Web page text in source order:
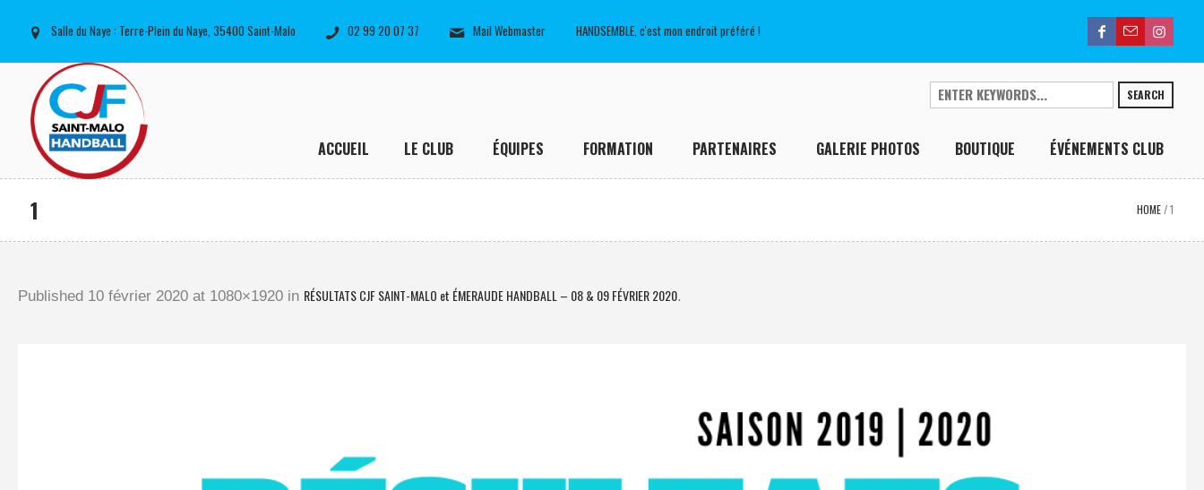
Salle du Naye : Terre-Plein du Naye, 35400 Saint-Malo 02 99 20 07 37 Mail Webmaster HANDSEMBLE, c'est mon endroit préféré !
SEARCH
ACCUEIL LE CLUB ÉQUIPES FORMATION PARTENAIRES GALERIE PHOTOS BOUTIQUE ÉVÉNEMENTS CLUB
1 HOME /1
Published 10 février 2020 at 1080×1920 in RÉSULTATS CJF SAINT-MALO et ÉMERAUDE HANDBALL – 08 & 09 FÉVRIER 2020.